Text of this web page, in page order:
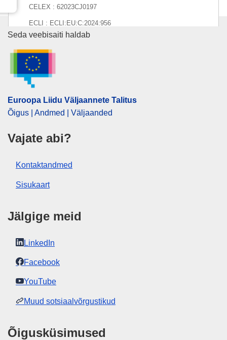
CELEX : 62023CJ0197
ECLI : ECLI:EU:C:2024:956
Euroopa Liidu Väljaannete
Seda veebisaiti haldab
Euroopa Liidu Väljaannete Talitus
Õigus | Andmed | Väljaanded
Vajate abi?
Kontaktandmed
Sisukaart
Jälgige meid
LinkedIn
Facebook
YouTube
Muud sotsiaalvõrgustikud
Õigusküsimused